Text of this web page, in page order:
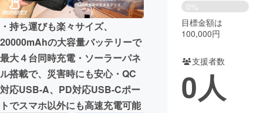
ビジネス・起業 チャレンジ
まちづくり・地域活性化
CAMPFIRE for Social Good
CAMPFIRE Creation
CAMPFIREふるさと納税machi-ya コミュニティ
・持ち運びも楽々サイズ、
20000mAhの大容量バッテリーで
最大４台同時充電・ソーラーパネ
ル搭載で、災害時にも安心・QC
対応USB-A、PD対応USB-Cポー
トでスマホ以外にも高速充電可能
0%
目標金額は
100,000円
支援者数
0人